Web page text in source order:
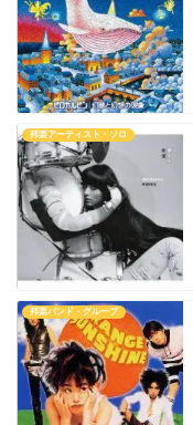
邦楽アーティスト・ソロ
邦楽バンド・グループ